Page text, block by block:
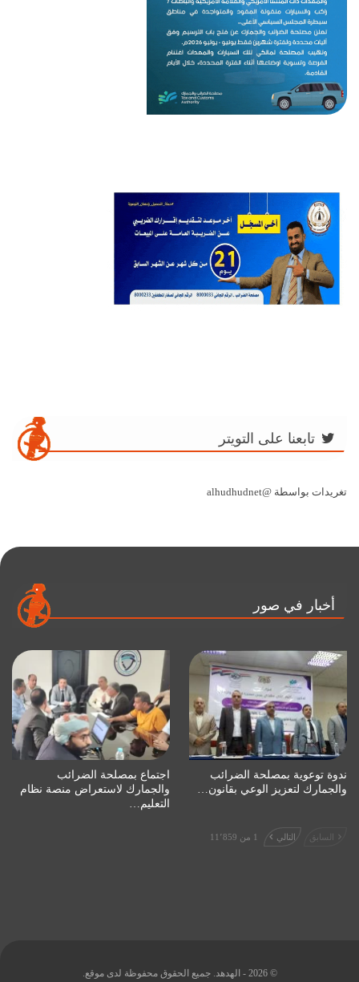
تابعنا على التويتر
تغريدات بواسطة @alhudhudnet
أخبار في صور
ندوة توعوية بمصلحة الضرائب
والجمارك لتعزيز الوعي بقانون…
اجتماع بمصلحة الضرائب
والجمارك لاستعراض منصة نظام
التعليم…
السابق التالي 1 من 11٬859
© 2026 - الهدهد. جميع الحقوق محفوظة لدى موقع.